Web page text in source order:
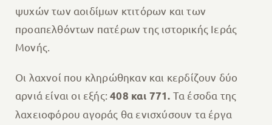
ψυχών των αοιδίμων κτιτόρων και των
προαπελθόντων πατέρων της ιστορικής Ιεράς
Μονής.
Oι λαχνοί που κληρώθηκαν και κερδίζουν δύο
αρνιά είναι οι εξής: 408 και 771. Τα έσοδα της
λαχειοφόρου αγοράς θα ενισχύσουν τα έργα